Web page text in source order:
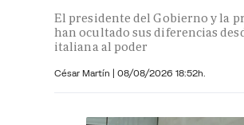
El presidente del Gobierno y la
han ocultado sus diferencias
italiana al poder
César Martín | 08/08/2026 18:52h.